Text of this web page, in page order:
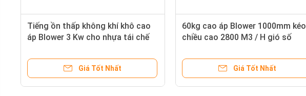
Tiếng ồn thấp không khí khô cao
áp Blower 3 Kw cho nhựa tái chế
Giá Tốt Nhất
60kg cao áp Blower 1000mm kéo
chiều cao 2800 M3 / H gió số
Giá Tốt Nhất